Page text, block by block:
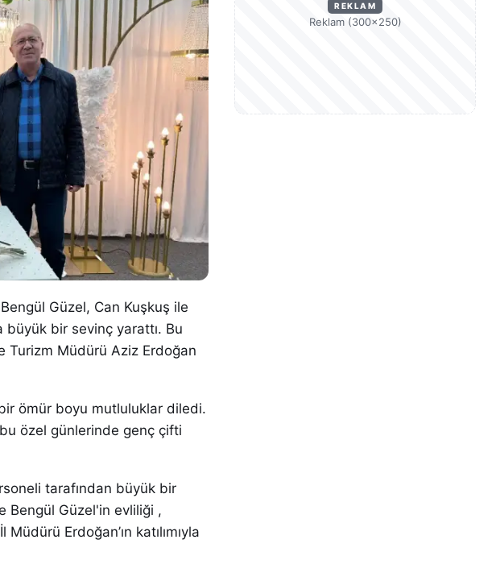
Güzel, Can Kuşkuş ile
bir sevinç yarattı. Bu
Turizm Müdürü Aziz Erdoğan
ömür boyu mutluluklar diledi.
özel günlerinde genç çifti
tarafından büyük bir
Bengül Güzel'in evliliği ,
Erdoğan’ın katılımıyla
REKLAM
Reklam (300×250)